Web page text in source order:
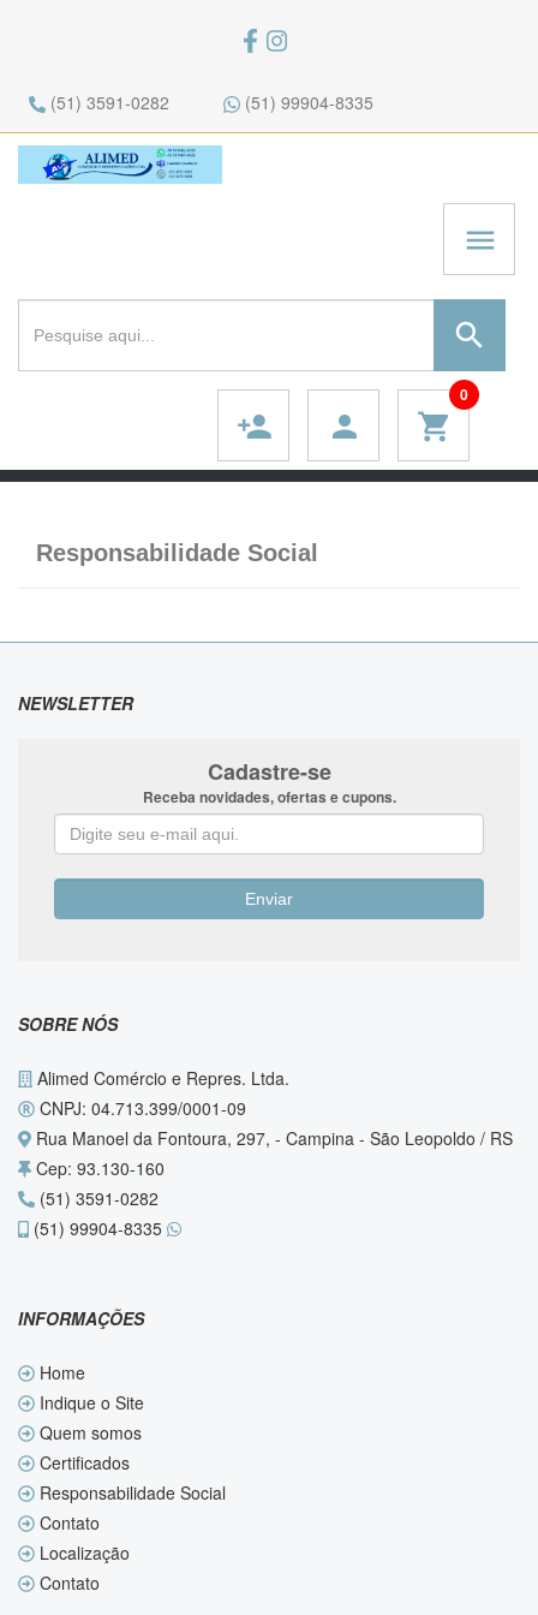
(51) 3591-0282 (51) 99904-8335
menu
search
shopping_cart
0
person
person_add
Responsabilidade Social
NEWSLETTER
Cadastre-se
Receba novidades, ofertas e cupons.
SOBRE NÓS
Alimed Comércio e Repres. Ltda.
CNPJ: 04.713.399/0001-09
Rua Manoel da Fontoura, 297, - Campina - São Leopoldo / RS
Cep: 93.130-160
(51) 3591-0282
(51) 99904-8335
INFORMAÇÕES
Home
Indique o Site
Quem somos
Certificados
Responsabilidade Social
Contato
Localização
Contato